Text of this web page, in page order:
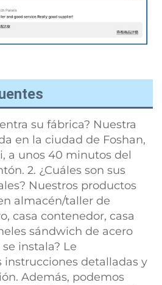
su fábrica? Nuestra
en la ciudad de Foshan,
a unos 40 minutos del
2. ¿Cuáles son sus
Nuestros productos
almacén/taller de
casa contenedor, casa
sándwich de acero
instala? Le
instrucciones detalladas y
Además, podemos